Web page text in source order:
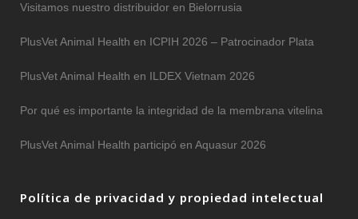
Visitamos nuestro distribuidor en Bielorrusia
PlusVet Animal Health en ICPIH 2026 – Patrocinador Plata
PlusVet Animal Health en ILDEX Vietnam 2026
Por qué es importante la integridad de la membrana vitelina
PlusVet Animal Health participó en Aquasur 2026
Política de privacidad y propiedad intelectual